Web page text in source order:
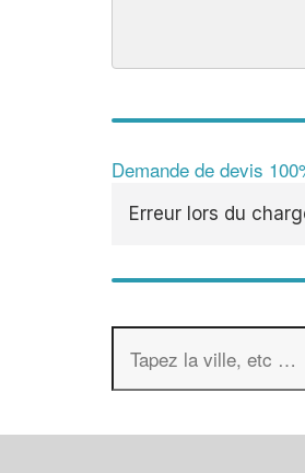
Demande de devis
Erreur lors du